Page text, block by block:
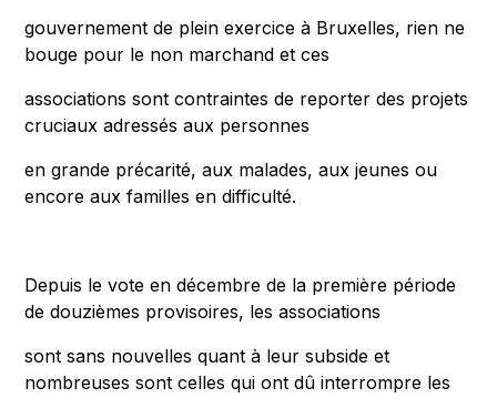
gouvernement de plein exercice à Bruxelles, rien ne
bouge pour le non marchand et ces
associations sont contraintes de reporter des projets
cruciaux adressés aux personnes
en grande précarité, aux malades, aux jeunes ou
encore aux familles en difficulté.
Depuis le vote en décembre de la première période
de douzièmes provisoires, les associations
sont sans nouvelles quant à leur subside et
nombreuses sont celles qui ont dû interrompre les